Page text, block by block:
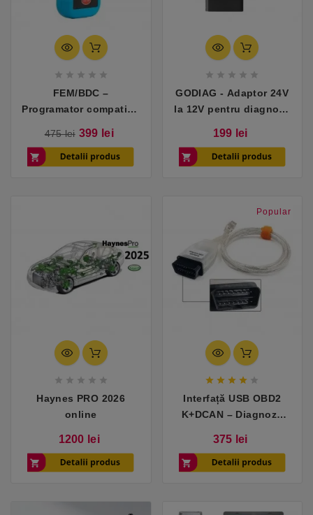
    
FEM/BDC –
Programator compatibil
475 lei 399 lei
baza
    
GODIAG - Adaptor 24V
la 12V pentru diagnoză
199 lei
    
Haynes PRO 2026
online
1200 lei
Popular
    
Interfață USB OBD2
K+DCAN – Diagnoză
autoturisme 1998–2008
375 lei